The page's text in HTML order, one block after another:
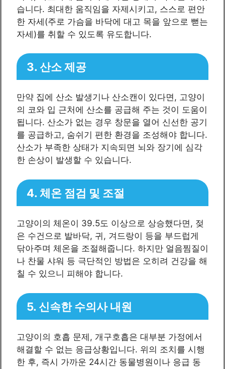
습니다. 최대한 움직임을 자제시키고, 스스로 편안
한 자세(주로 가슴을 바닥에 대고 목을 앞으로 뻗는
자세)를 취할 수 있도록 유도합니다.
3. 산소 제공
만약 집에 산소 발생기나 산소캔이 있다면, 고양이
의 코와 입 근처에 산소를 공급해 주는 것이 도움이
됩니다. 산소가 없는 경우 창문을 열어 신선한 공기
를 공급하고, 숨쉬기 편한 환경을 조성해야 합니다.
산소가 부족한 상태가 지속되면 뇌와 장기에 심각
한 손상이 발생할 수 있습니다.
4. 체온 점검 및 조절
고양이의 체온이 39.5도 이상으로 상승했다면, 젖
은 수건으로 발바닥, 귀, 겨드랑이 등을 부드럽게
닦아주며 체온을 조절해줍니다. 하지만 얼음찜질이
나 찬물 샤워 등 극단적인 방법은 오히려 건강을 해
칠 수 있으니 피해야 합니다.
5. 신속한 수의사 내원
고양이의 호흡 문제, 개구호흡은 대부분 가정에서
해결할 수 없는 응급상황입니다. 위의 조치를 시행
한 후, 즉시 가까운 24시간 동물병원이나 응급 동